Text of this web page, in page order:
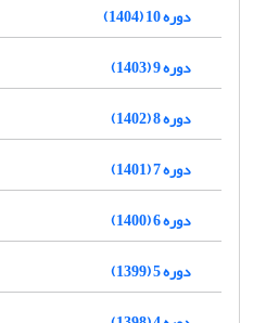
دوره 10 (1404)
دوره 9 (1403)
دوره 8 (1402)
دوره 7 (1401)
دوره 6 (1400)
دوره 5 (1399)